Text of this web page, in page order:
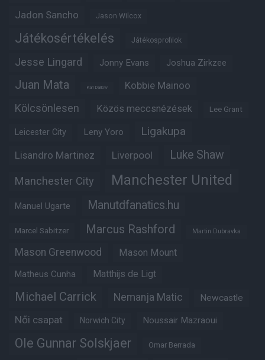
Jadon Sancho Jason Wilcox
Játékosértékelés Játékosprofilok
Jesse Lingard Jonny Evans Joshua Zirkzee
Juan Mata Karl Darlow Kobbie Mainoo
Kölcsönlesen Közös meccsnézések Lee Grant
Leicester City Leny Yoro Ligakupa
Lisandro Martinez Liverpool Luke Shaw
Manchester City Manchester United
Manuel Ugarte Manutdfanatics.hu
Marcel Sabitzer Marcus Rashford Martin Dubravka
Mason Greenwood Mason Mount
Matheus Cunha Matthijs de Ligt
Michael Carrick Nemanja Matic Newcastle
Női csapat Norwich City Noussair Mazraoui
Ole Gunnar Solskjaer Omar Berrada